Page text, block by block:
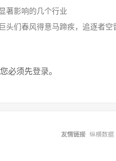
著影响的几个行业
头们春风得意马蹄疾，追逐者空
必须先登录。
友情链接 纵横数据